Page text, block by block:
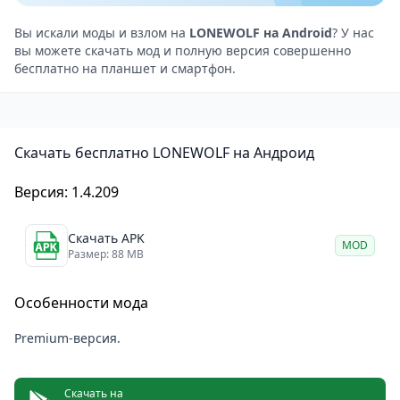
факторы влияют на точность выстрела, добавляя
сложность и реализм.
Моральные дилеммы: каждое задание проверяет
ваши границы — стоит ли идти на крайние меры
адаптироваться под любые условия миссии.
Графика выполнена в минималистичном стиле,
подчёркивая мрачность и серьёзность
происходящего. Звуковое сопровождение
эмоционально насыщенные моменты.
Для кого игра LONEWOLF?
не только динамичный шутер, но и глубокую
Вы искали моды и взлом на LONEWOLF на Android? У нас
вы можете скачать мод и полную версия совершенно
бесплатно на планшет и смартфон.
Скачать бесплатно LONEWOLF на Андроид
Версия: 1.4.209
Скачать APK
Размер: 88 MB
MOD
Особенности мода
Premium-версия.
Скачать на